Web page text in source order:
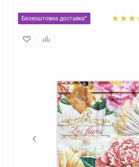
Безкоштовна доставка*